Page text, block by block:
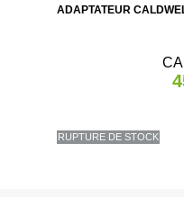
ADAPTATEUR
RUPTURE DE STOCK